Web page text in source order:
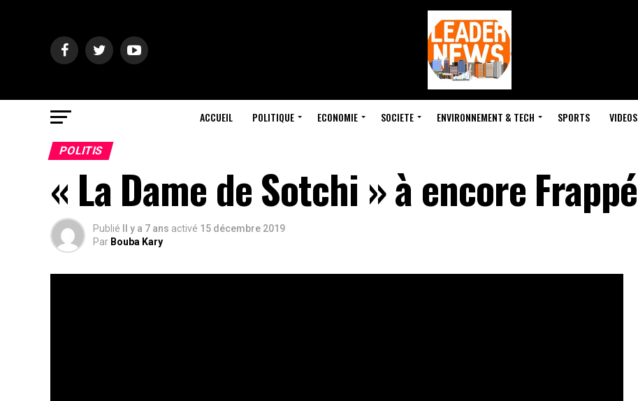
ACCUEIL POLITIQUE ECONOMIE SOCIETE ENVIRONNEMENT & TECH SPORTS VIDEOS
POLITIS
« La Dame de Sotchi » à encore Frappé
Publié Il y a 7 ans activé 15 décembre 2019
Par Bouba Kary